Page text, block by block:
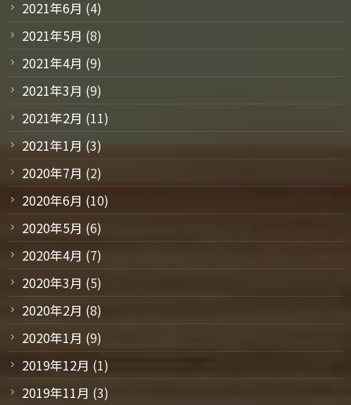
2021年6月 (4)
2021年5月 (8)
2021年4月 (9)
2021年3月 (9)
2021年2月 (11)
2021年1月 (3)
2020年7月 (2)
2020年6月 (10)
2020年5月 (6)
2020年4月 (7)
2020年3月 (5)
2020年2月 (8)
2020年1月 (9)
2019年12月 (1)
2019年11月 (3)